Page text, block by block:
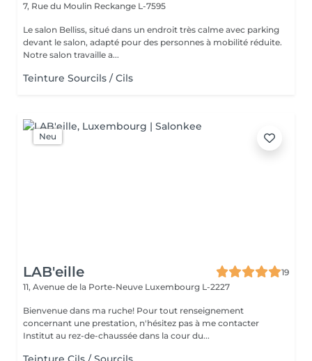
7, Rue du Moulin Reckange L-7595
Le salon Belliss, situé dans un endroit très calme avec parking
devant le salon, adapté pour des personnes à mobilité réduite.
Notre salon travaille a...
Teinture Sourcils / Cils
Neu
LAB'eille
19
11, Avenue de la Porte-Neuve Luxembourg L-2227
Bienvenue dans ma ruche! Pour tout renseignement
concernant une prestation, n'hésitez pas à me contacter
Institut au rez-de-chaussée dans la cour du...